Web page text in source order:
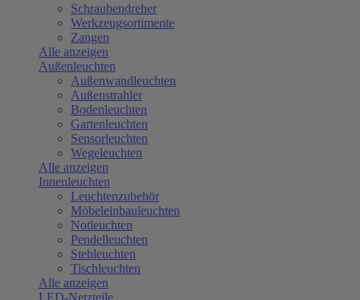
Schraubendreher
Werkzeugsortimente
Zangen
Alle anzeigen
Außenleuchten
Außenwandleuchten
Außenstrahler
Bodenleuchten
Gartenleuchten
Sensorleuchten
Wegeleuchten
Alle anzeigen
Innenleuchten
Leuchtenzubehör
Möbeleinbauleuchten
Notleuchten
Pendelleuchten
Stehleuchten
Tischleuchten
Alle anzeigen